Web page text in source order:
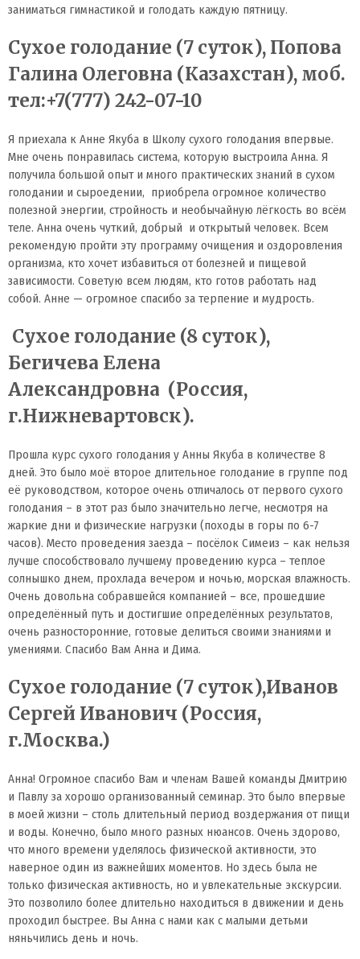
заниматься гимнастикой и голодать каждую пятницу.
Сухое голодание (7 суток), Попова
Галина Олеговна (Казахстан), моб.
тел:+7(777) 242-07-10
Я приехала к Анне Якуба в Школу сухого голодания впервые.
Мне очень понравилась система, которую выстроила Анна. Я
получила большой опыт и много практических знаний в сухом
голодании и сыроедении, приобрела огромное количество
полезной энергии, стройность и необычайную лёгкость во всём
теле. Анна очень чуткий, добрый и открытый человек. Всем
рекомендую пройти эту программу очищения и оздоровления
организма, кто хочет избавиться от болезней и пищевой
зависимости. Советую всем людям, кто готов работать над
собой. Анне — огромное спасибо за терпение и мудрость.
Сухое голодание (8 суток),
Бегичева Елена
Александровна (Россия,
г.Нижневартовск).
Прошла курс сухого голодания у Анны Якуба в количестве 8
дней. Это было моё второе длительное голодание в группе под
её руководством, которое очень отличалось от первого сухого
голодания – в этот раз было значительно легче, несмотря на
жаркие дни и физические нагрузки (походы в горы по 6-7
часов). Место проведения заезда – посёлок Симеиз – как нельзя
лучше способствовало лучшему проведению курса – теплое
солнышко днем, прохлада вечером и ночью, морская влажность.
Очень довольна собравшейся компанией – все, прошедшие
определённый путь и достигшие определённых результатов,
очень разносторонние, готовые делиться своими знаниями и
умениями. Спасибо Вам Анна и Дима.
Сухое голодание (7 суток),Иванов
Сергей Иванович (Россия,
г.Москва.)
Анна! Огромное спасибо Вам и членам Вашей команды Дмитрию
и Павлу за хорошо организованный семинар. Это было впервые
в моей жизни – столь длительный период воздержания от пищи
и воды. Конечно, было много разных нюансов. Очень здорово,
что много времени уделялось физической активности, это
наверное один из важнейших моментов. Но здесь была не
только физическая активность, но и увлекательные экскурсии.
Это позволило более длительно находиться в движении и день
проходил быстрее. Вы Анна с нами как с малыми детьми
няньчились день и ночь.